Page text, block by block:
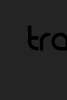
content